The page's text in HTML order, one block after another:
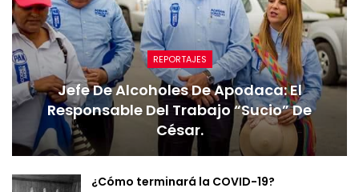
REPORTAJES
Jefe De Alcoholes De Apodaca: El
Responsable Del Trabajo “sucio” De
César.
¿Cómo terminará la COVID-19?